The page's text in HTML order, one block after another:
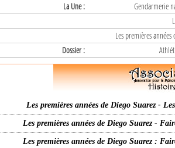
La Une :
Gendarmerie
Les premières
Dossier :
Les premières années de Diego Suarez -
Les premières années de Diego Suarez -
Les premières années de Diego Suarez :